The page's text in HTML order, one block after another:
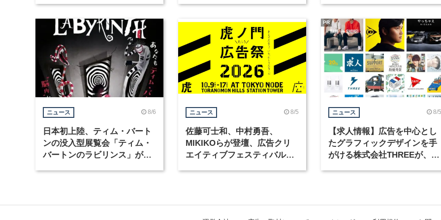
ニュース 8/6
日本初上陸、ティム・バート
ンの没入型展覧会「ティム・
バートンのラビリンス」が東
ニュース 8/5
佐藤可士和、中村勇吾、
MIKIKOらが登壇、広告クリ
エイティブフェスティバル
ニュース 8/5
【求人情報】広告を中心とし
たグラフィックデザインを手
がける株式会社THREEが、グ
PR